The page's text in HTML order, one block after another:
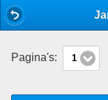
Pagina's: 1